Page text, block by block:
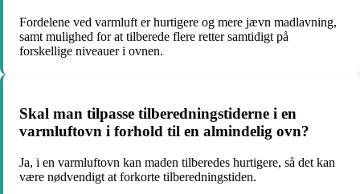
Fordelene ved varmluft er hurtigere og mere jævn madlavning,
samt mulighed for at tilberede flere retter samtidigt på
forskellige niveauer i ovnen.
Skal man tilpasse tilberedningstiderne i en
varmluftovn i forhold til en almindelig ovn?
Ja, i en varmluftovn kan maden tilberedes hurtigere, så det kan
være nødvendigt at forkorte tilberedningstiden.